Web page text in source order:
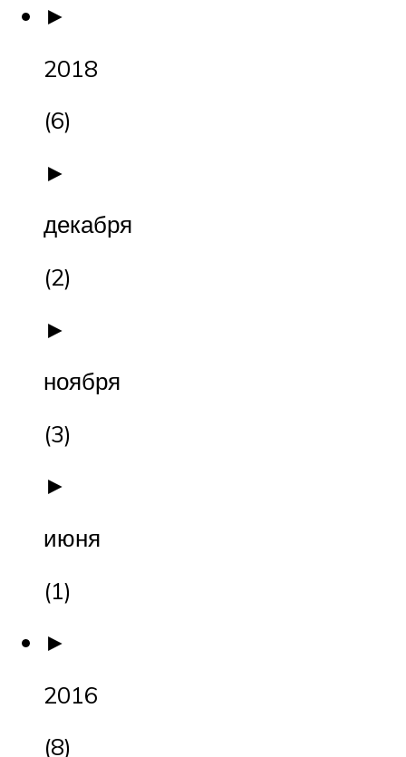
►
2018
(6)
►
декабря
(2)
►
ноября
(3)
►
июня
(1)
►
2016
(8)